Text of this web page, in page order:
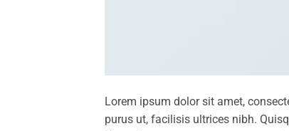
Lorem ipsum dolor sit amet,
purus ut, facilisis ultrices nibh.